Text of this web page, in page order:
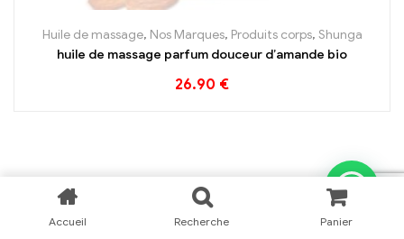
Huile de massage, Nos Marques, Produits corps, Shunga
huile de massage parfum douceur d’amande bio
26.90 €
Accueil Recherche Panier